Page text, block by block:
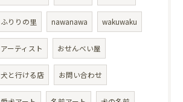
ふりりの里 nawanawa wakuwaku
アーティスト おせんべい屋
犬と行ける店 お問い合わせ